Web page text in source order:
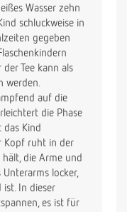
Wasser zehn
schluckweise in
gegeben
Tee kann als
werden.
auf die
die Phase
das Kind
Kopf ruht in der
hält, die Arme und
locker,
ist. In dieser
es ist für